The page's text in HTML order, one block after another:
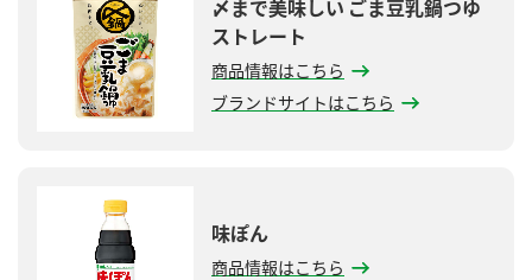
〆まで美味しい ごま豆乳鍋つゆ
ストレート
商品情報はこちら
ブランドサイトはこちら
味ぽん
商品情報はこちら